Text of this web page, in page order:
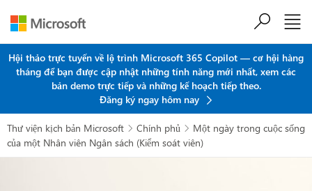
Hội thảo trực tuyến về lộ trình Microsoft 365 Copilot — cơ hội hàng
tháng để bạn được cập nhật những tính năng mới nhất, xem các
bản demo trực tiếp và những kế hoạch tiếp theo.
Đăng ký ngay hôm nay
Thư viện kịch bản Microsoft  Chính phủ 
Một ngày trong cuộc sống
của một Nhân viên Ngân sách (Kiểm soát viên)